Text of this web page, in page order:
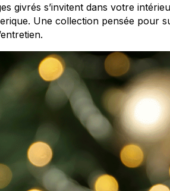
givrés s’invitent dans votre
Une collection pensée pour